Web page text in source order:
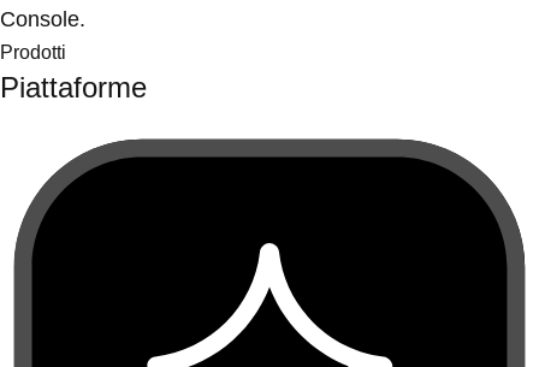
Console.
Prodotti
Piattaforme